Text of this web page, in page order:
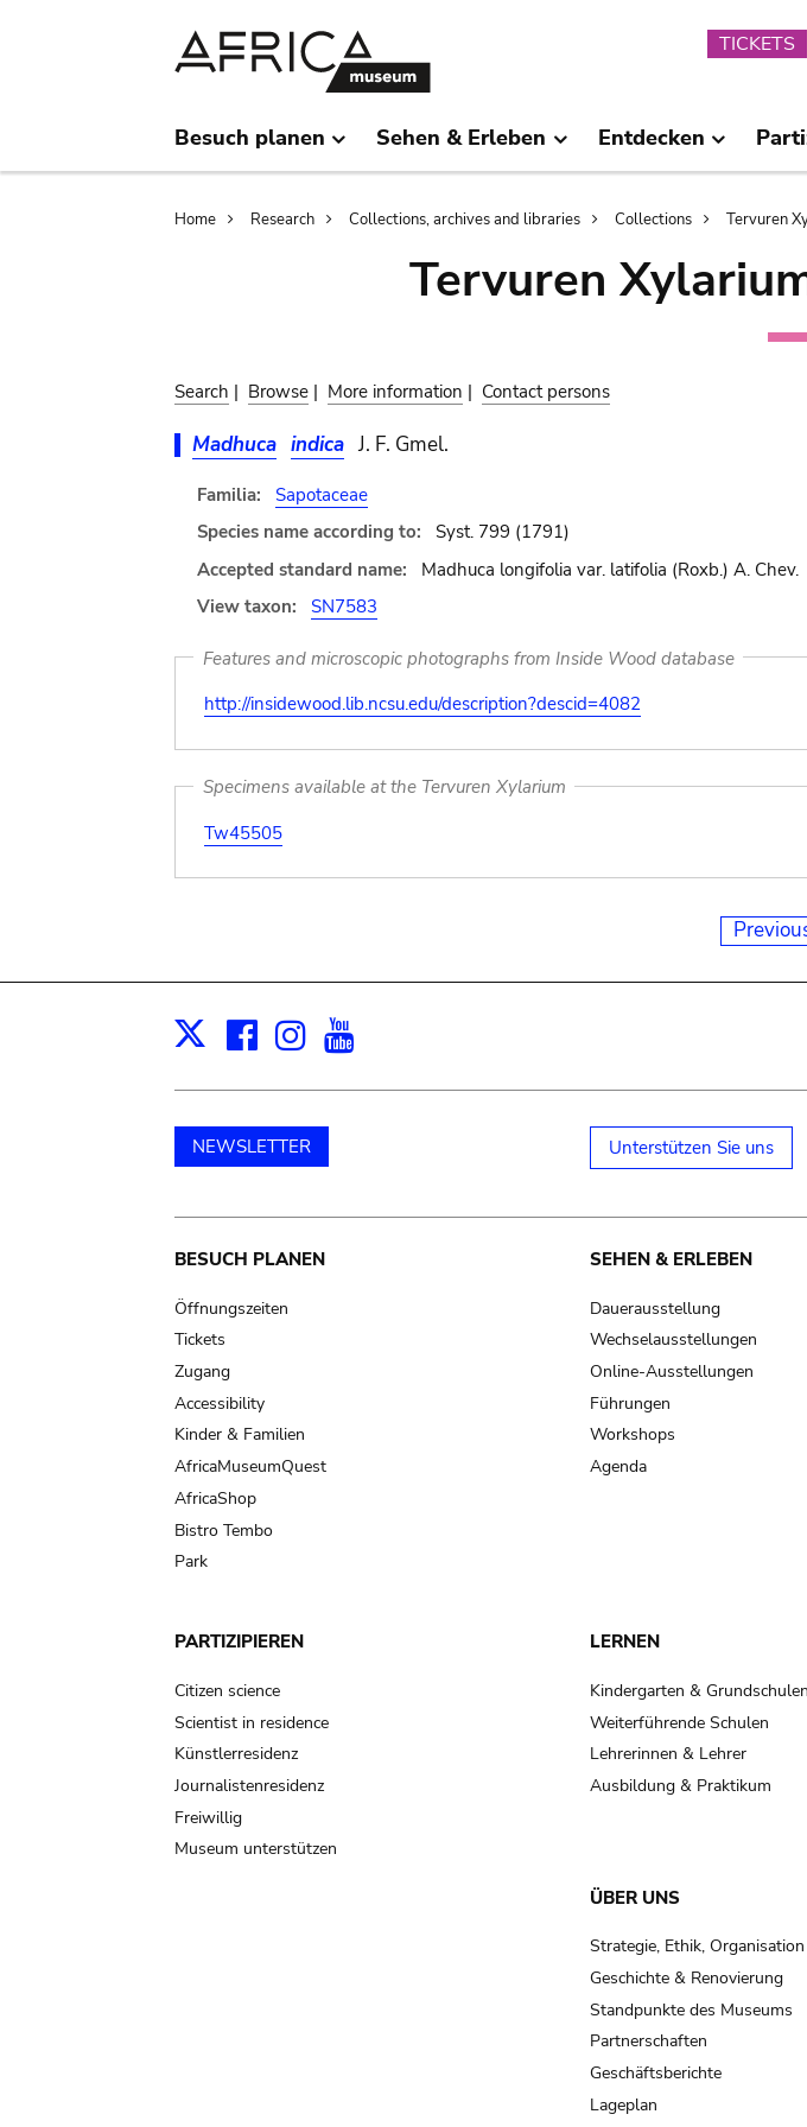
TICKETS
Besuch planen Sehen & Erleben Entdecken
Breadcrumb
Home Research Collections, archives and libraries Collections Tervuren
Tervuren
Search | Browse | More information | Contact persons
Madhuca indica J. F. Gmel.
Familia:
Sapotaceae
Species name according to:
Syst. 799 (1791)
Accepted standard name:
Madhuca longifolia var. latifolia (Roxb.) A. Chev.
View taxon:
SN7583
Features and microscopic photographs from Inside Wood database
http://insidewood.lib.ncsu.edu/description?descid=4082
Specimens available at the Tervuren Xylarium
Tw45505
X Facebook
Instagram
NEWSLETTER Unterstützen Sie uns
Main
navigation
BESUCH PLANEN
Öffnungszeiten
Tickets
Zugang
Accessibility
Kinder & Familien
AfricaMuseumQuest
AfricaShop
Bistro Tembo
Park
SEHEN & ERLEBEN
Dauerausstellung
Wechselausstellungen
Online-Ausstellungen
Führungen
Workshops
Agenda
PARTIZIPIEREN
Citizen science
Scientist in residence
Künstlerresidenz
Journalistenresidenz
Freiwillig
Museum unterstützen
LERNEN
Kindergarten & Grundschulen
Weiterführende Schulen
Lehrerinnen & Lehrer
Ausbildung & Praktikum
ÜBER UNS
Strategie, Ethik, Organisation
Geschichte & Renovierung
Standpunkte des Museums
Partnerschaften
Geschäftsberichte
Lageplan